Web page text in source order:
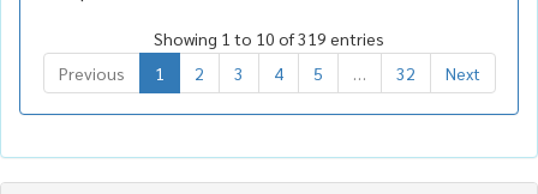
Showing 1 to 10 of 319 entries
Previous
1 2 3 4 5 32 Next